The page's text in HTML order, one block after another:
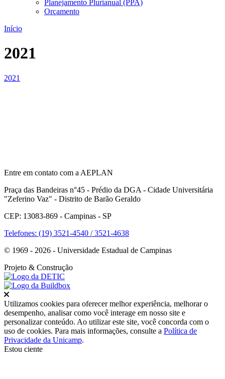
Planejamento Plurianual (PPA)
Orçamento
Início
2021
2021
Entre em contato com a AEPLAN
Praça das Bandeiras n°45 - Prédio da DGA - Cidade Universitária
"Zeferino Vaz" - Distrito de Barão Geraldo
CEP: 13083-869 - Campinas - SP
Telefones: (19) 3521-4540 / 3521-4638
© 1969 - 2026 - Universidade Estadual de Campinas
Projeto & Construção
Fechar
Utilizamos cookies para oferecer melhor experiência, melhorar o
desempenho, analisar como você interage em nosso site e
personalizar conteúdo. Ao utilizar este site, você concorda com o
uso de cookies. Para mais informações, consulte a Política de
Privacidade da Unicamp.
Estou ciente